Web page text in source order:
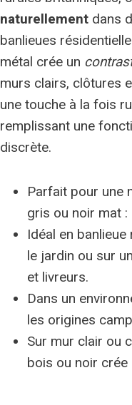
naturellement dans
banlieues
métal crée un
murs clairs, clôtures
une touche à la fois
remplissant une
discrète.
Parfait pour une
gris ou noir mat
Idéal en
le jardin ou sur
et livreurs.
Dans un
les origines
Sur mur clair ou
bois ou noir crée